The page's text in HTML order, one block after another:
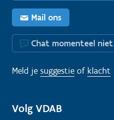
Mail ons
Chat momenteel
Meld je suggestie of klacht
Volg VDAB